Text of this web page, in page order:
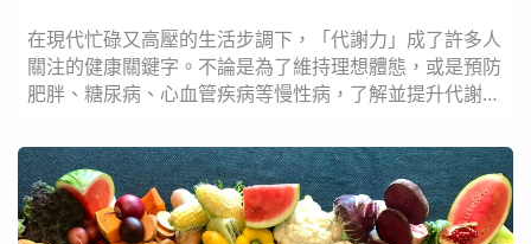
在現代忙碌又高壓的生活步調下，「代謝力」成了許多人
關注的健康關鍵字。不論是為了維持理想體態，或是預防
肥胖、糖尿病、心血管疾病等慢性病，了解並提升代謝力
變遷調查，台灣成人肥胖、腰圍過大、高血壓及糖尿病的
盛行率皆呈現警訊，而這些健康問題的背後，往往與身體
代謝力逐漸下降密切相關。 什麼是代謝力？為什麼它如
此重要？ 所謂的「代謝力」，在專業上通常指的是「休...